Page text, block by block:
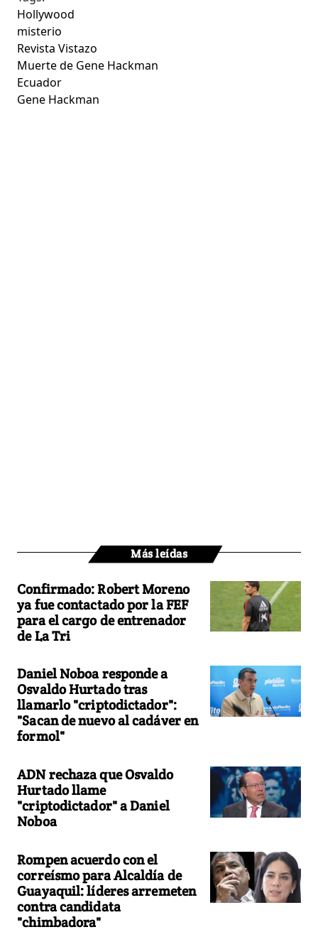
Hollywood
misterio
Revista Vistazo
Muerte de Gene Hackman
Ecuador
Gene Hackman
Más leídas
Confirmado: Robert Moreno
ya fue contactado por la FEF
para el cargo de entrenador
de La Tri
Daniel Noboa responde a
Osvaldo Hurtado tras
llamarlo "criptodictador":
"Sacan de nuevo al cadáver en
formol"
ADN rechaza que Osvaldo
Hurtado llame
"criptodictador" a Daniel
Noboa
Rompen acuerdo con el
correísmo para Alcaldía de
Guayaquil: líderes arremeten
contra candidata
"chimbadora"